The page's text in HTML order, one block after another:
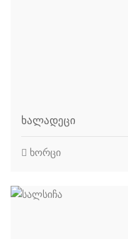
ხალადეცი
ხორცი